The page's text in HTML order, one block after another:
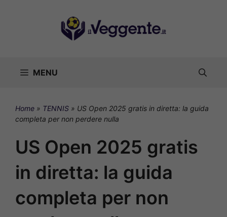
MENU
Home » TENNIS » US Open 2025 gratis in diretta: la guida
completa per non perdere nulla
US Open 2025 gratis
in diretta: la guida
completa per non